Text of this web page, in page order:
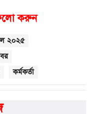
করুন
২০২৫
কর্মকর্তা